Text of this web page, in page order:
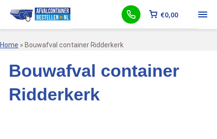
€0,00
Home » Bouwafval container Ridderkerk
Bouwafval container
Ridderkerk